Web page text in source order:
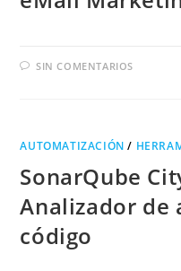
SIN COMENTARIOS
AUTOMATIZACIÓN /
SonarQube
Analizador de
código